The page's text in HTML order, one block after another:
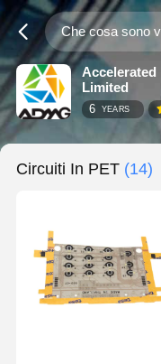
Accelerated
Limited
6 YEARS
Circuiti In PET (14)